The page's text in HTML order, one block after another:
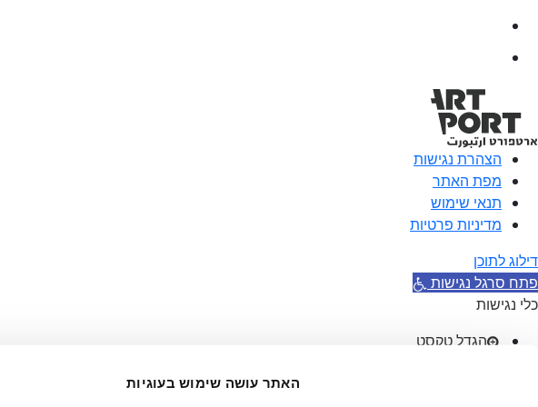
האתר עושה שימוש בעוגיות
הצהרת נגישות
מפת האתר
תנאי שימוש
מדיניות פרטיות
דילוג לתוכן
פתח סרגל נגישות
כלי נגישות
הגדל טקסט